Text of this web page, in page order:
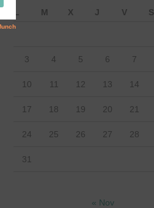
M X J V S
3 4 5 6 7
10 11 12 13 14
17 18 19 20 21
24 25 26 27 28
31
« Nov